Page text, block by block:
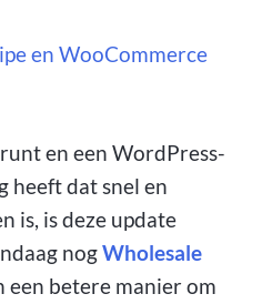
en WooCommerce
en een WordPress-
heeft dat snel en
is, is deze update
nogWholesale
een betere manier om